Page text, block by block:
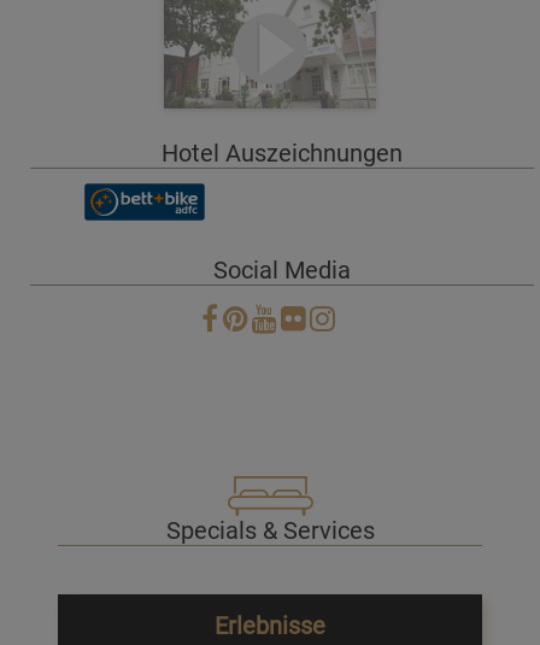
Hotel Auszeichnungen
Social Media
Specials & Services
Erlebnisse